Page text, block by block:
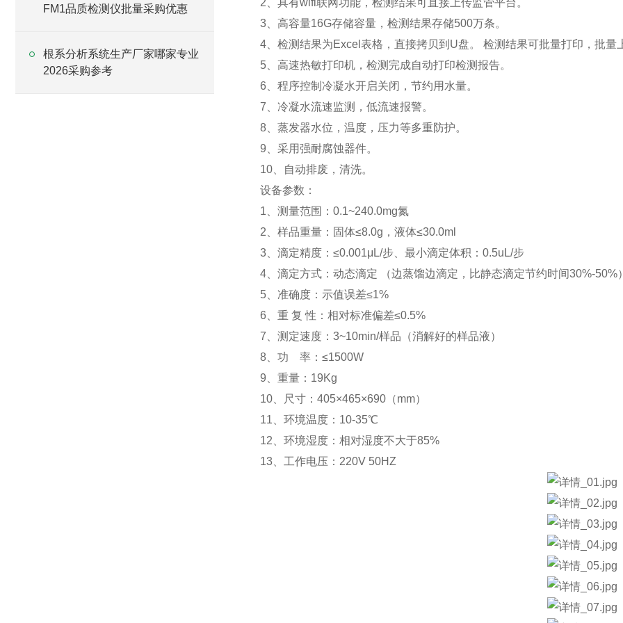
2、具有wifi联网功能，检测结果可直接上传监管平台。
3、高容量16G存储容量，检测结果存储500万条。
4、检测结果为Excel表格，直接拷贝到U盘。 检测结果可批量打印，批量
5、高速热敏打印机，检测完成自动打印检测报告。
6、程序控制冷凝水开启关闭，节约用水量。
7、冷凝水流速监测，低流速报警。
8、蒸发器水位，温度，压力等多重防护。
9、采用强耐腐蚀器件。
10、自动排废，清洗。
设备参数：
1、测量范围：0.1~240.0mg氮
2、样品重量：固体≤8.0g，液体≤30.0ml
3、滴定精度：≤0.001μL/步、最小滴定体积：0.5uL/步
4、滴定方式：动态滴定 （边蒸馏边滴定，比静态滴定节约时间30%-50%）
5、准确度：示值误差≤1%
6、重 复 性：相对标准偏差≤0.5%
7、测定速度：3~10min/样品（消解好的样品液）
8、功 率：≤1500W
9、重量：19Kg
10、尺寸：405×465×690（mm）
11、环境温度：10-35℃
12、环境湿度：相对湿度不大于85%
13、工作电压：220V 50HZ
FM1品质检测仪批量采购优惠
根系分析系统生产厂家哪家专业
2026采购参考